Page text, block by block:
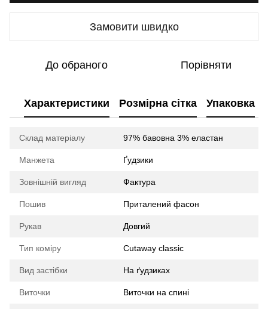
Замовити швидко
До обраного Порівняти
Характеристики Розмірна сітка Упаковка
Склад матеріалу 97% бавовна 3% еластан
Манжета Ґудзики
Зовнішній вигляд Фактура
Пошив Приталений фасон
Рукав Довгий
Тип коміру Cutaway classic
Вид застібки На ґудзиках
Виточки Виточки на спині